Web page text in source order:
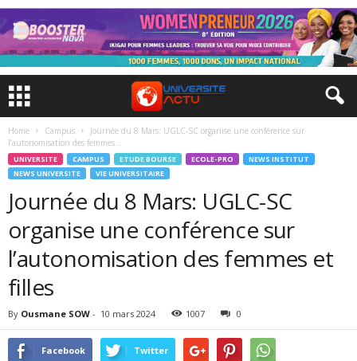
Home Campus
Journée du 8 Mars: UGLC-SC organise une conférence sur
l’autonomisation des femmes...
UNIVERSITE CAMPUS ETUDE BOURSE ECOLE-PRO
NEWS INSTITUT
NEWS UNIVERSITE
VIE UNIVERSITAIRE
Journée du 8 Mars: UGLC-SC
organise une conférence sur
l’autonomisation des femmes et
filles
By Ousmane SOW - 10 mars 2024 1007 0
Facebook Twitter